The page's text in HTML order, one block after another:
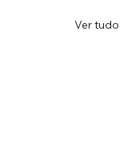
Ver tudo